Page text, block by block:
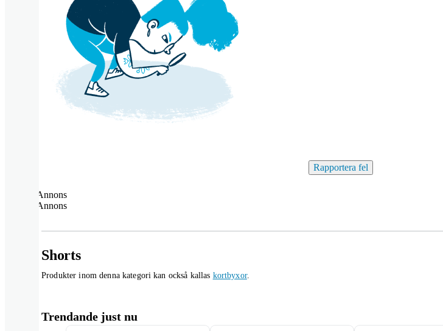
Rapportera fel
Annons
Annons
Shorts
Produkter inom denna kategori kan också kallas kortbyxor.
Trendande just nu